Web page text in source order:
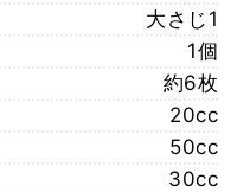
大さじ1
1個
約6枚
20cc
50cc
30cc